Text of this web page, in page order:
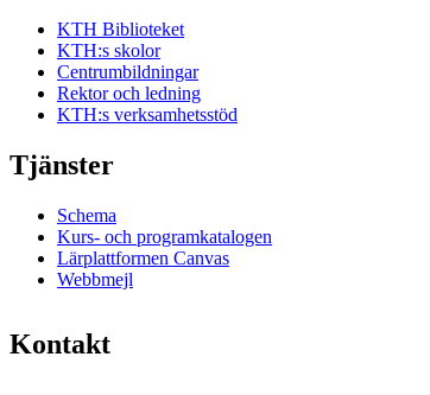
KTH Biblioteket
KTH:s skolor
Centrumbildningar
Rektor och ledning
KTH:s verksamhetsstöd
Tjänster
Schema
Kurs- och programkatalogen
Lärplattformen Canvas
Webbmejl
Kontakt